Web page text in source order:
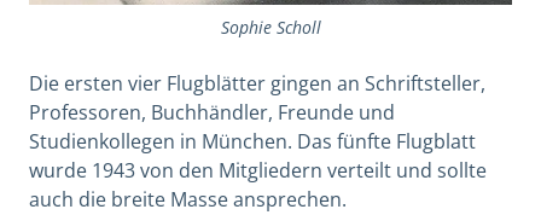
Sophie Scholl
Die ersten vier Flugblätter gingen an Schriftsteller,
Professoren, Buchhändler, Freunde und
Studienkollegen in München. Das fünfte Flugblatt
wurde 1943 von den Mitgliedern verteilt und sollte
auch die breite Masse ansprechen.